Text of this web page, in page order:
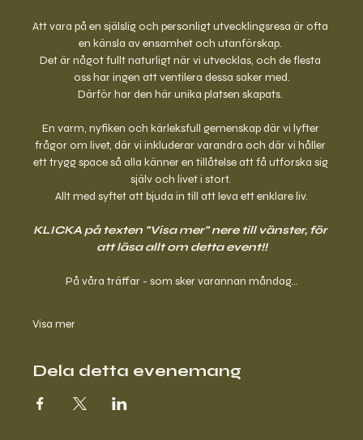
Att vara på en själslig och personligt utvecklingsresa är ofta
en känsla av ensamhet och utanförskap.
Det är något fullt naturligt när vi utvecklas, och de flesta
oss har ingen att ventilera dessa saker med.
Därför har den här unika platsen skapats.
En varm, nyfiken och kärleksfull gemenskap där vi lyfter
frågor om livet, där vi inkluderar varandra och där vi håller
ett trygg space så alla känner en tillåtelse att få utforska sig
själv och livet i stort.
Allt med syftet att bjuda in till att leva ett enklare liv.
KLICKA på texten "Visa mer" nere till vänster, för
att läsa allt om detta event!!
På våra träffar - som sker varannan måndag…
Visa mer
Dela detta evenemang